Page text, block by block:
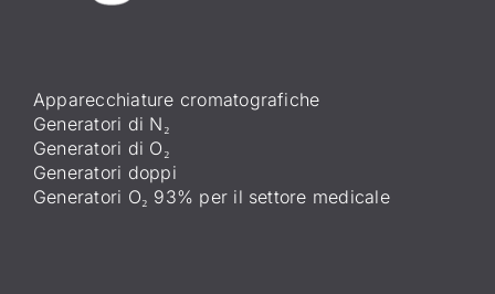
Apparecchiature cromatografiche
Generatori di N₂
Generatori di O₂
Generatori doppi
Generatori O₂ 93% per il settore medicale